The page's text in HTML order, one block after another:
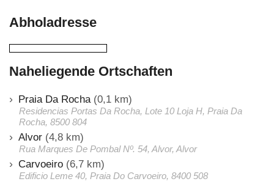
Abholadresse
Naheliegende Ortschaften
Praia Da Rocha (0,1 km)
Residencias Portas Da Rocha, Lote 10 Loja H, Praia Da
Rocha, 8500 804
Alvor (4,8 km)
Rua Marques De Pombal Nº. 54, Alvor, Alvor
Carvoeiro (6,7 km)
Edificio Leme 40, Praia Do Carvoeiro, 8400 508